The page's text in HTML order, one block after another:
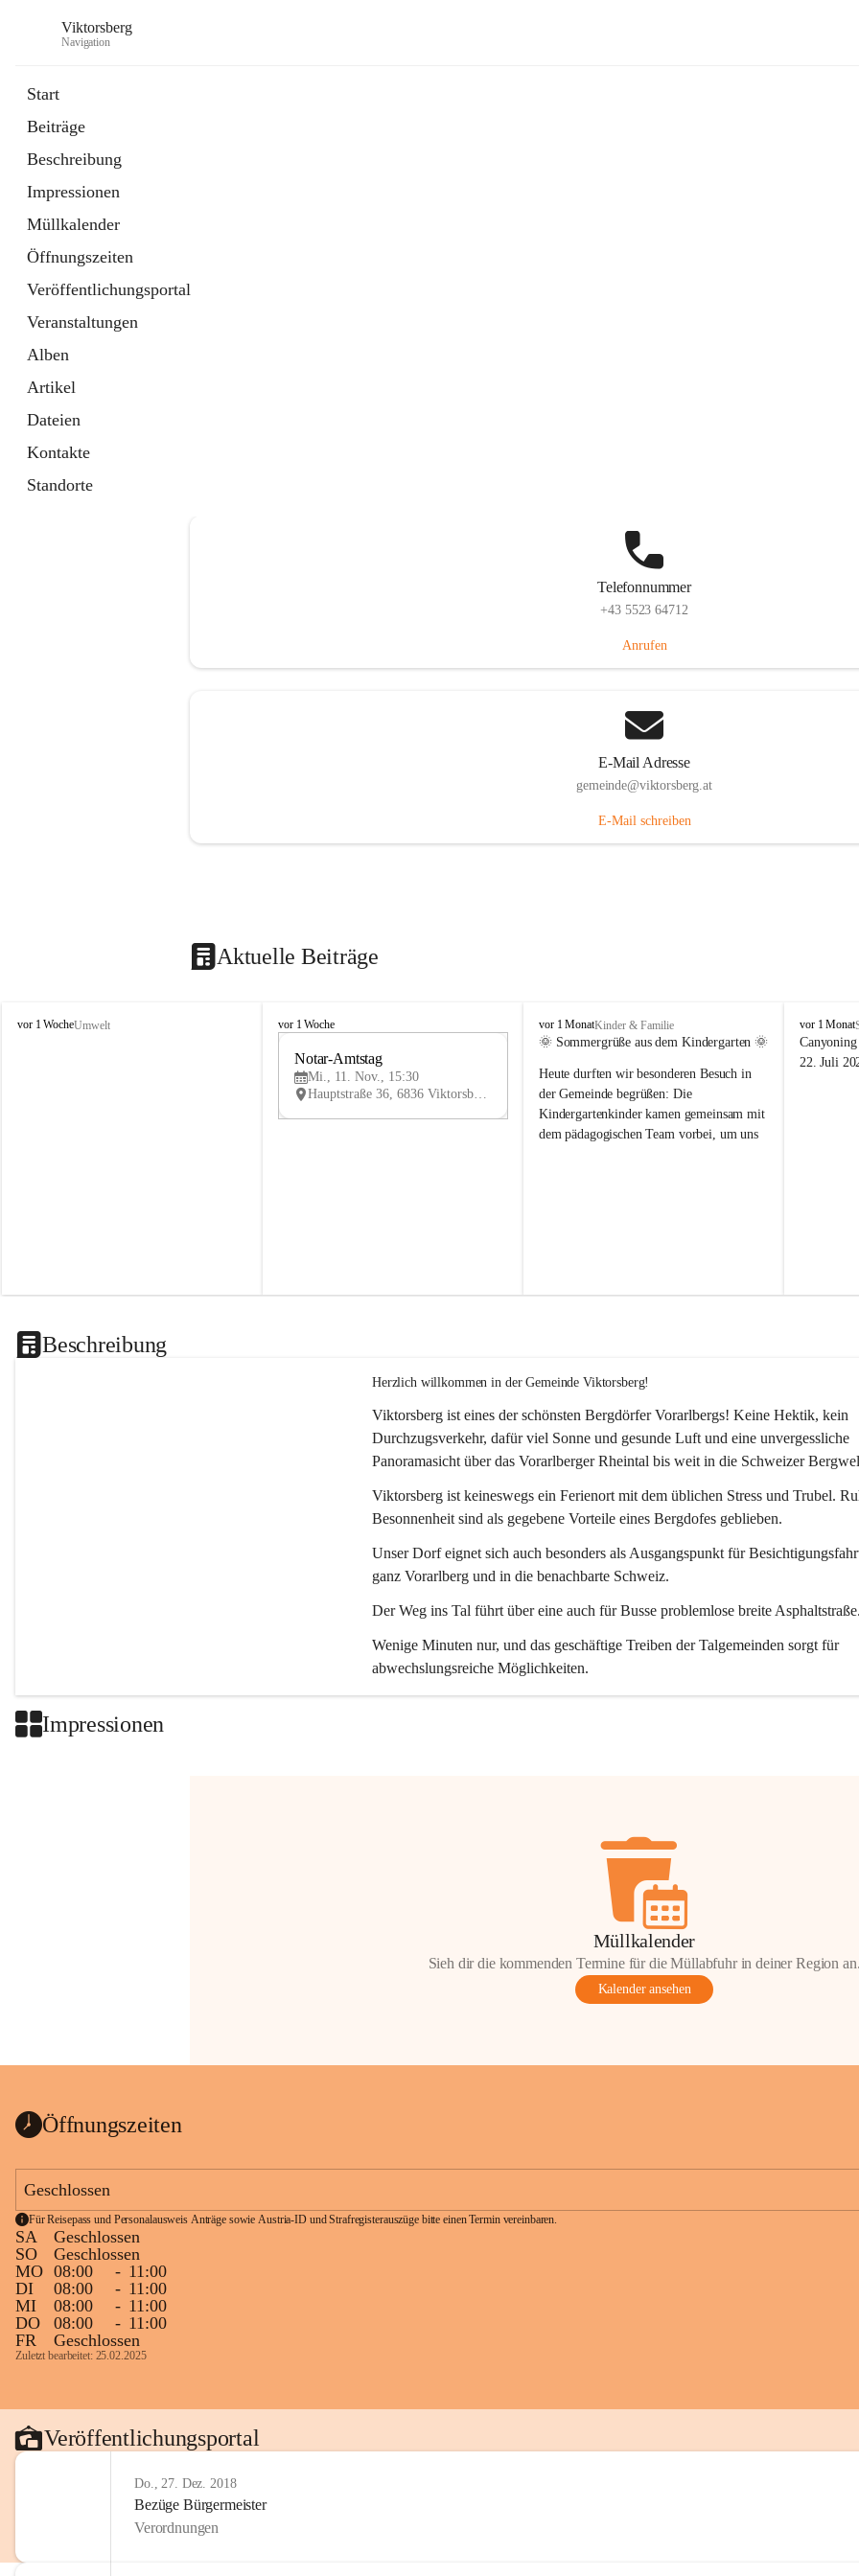
Viktorsberg
Navigation
Start
Beiträge
Beschreibung
Impressionen
Müllkalender
Öffnungszeiten
Veröffentlichungsportal
Veranstaltungen
Alben
Artikel
Dateien
Kontakte
Standorte
Telefonnummer
+43 5523 64712
Anrufen
E-Mail Adresse
gemeinde@viktorsberg.at
E-Mail schreiben
Aktuelle Beiträge
V
vor 1 WocheUmwelt
V
vor 1 Woche
V
Notar-Amtstag
Mi., 11. Nov., 15:30
Hauptstraße 36, 6836 Viktorsberg, AUT
V
i
t
o
r
s
vor 1 MonatKinder & Familie
🌞 Sommergrüße aus dem Kindergarten 🌞
Heute durften wir besonderen Besuch in
der Gemeinde begrüßen: Die
Kindergartenkinder kamen gemeinsam mit
dem pädagogischen Team vorbei, um uns
V
i
k
vor 1 Monat
22. Juli
Beschreibung
Herzlich willkommen in der Gemeinde Viktorsberg!
Viktorsberg ist eines der schönsten Bergdörfer Vorarlbergs! Keine Hektik, kein
Durchzugsverkehr, dafür viel Sonne und gesunde Luft und eine unvergessliche
Panoramasicht über das Vorarlberger Rheintal bis weit in die Schweizer
Viktorsberg ist keineswegs ein Ferienort mit dem üblichen Stress und Trubel.
Besonnenheit sind als gegebene Vorteile eines Bergdofes geblieben.
Unser Dorf eignet sich auch besonders als Ausgangspunkt für
ganz Vorarlberg und in die benachbarte Schweiz.
Der Weg ins Tal führt über eine auch für Busse problemlose breite
Wenige Minuten nur, und das geschäftige Treiben der Talgemeinden sorgt für
abwechslungsreiche Möglichkeiten.
Impressionen
Müllkalender
Sieh dir die kommenden Termine für die Müllabfuhr in deiner Region
Kalender ansehen
Öffnungszeiten
Geschlossen
Für Reisepass und Personalausweis Anträge sowie Austria-ID und Strafregisterauszüge bitte einen Termin vereinbaren.
SA
Geschlossen
SO
Geschlossen
MO 08:00 - 11:00
DI
08:00 - 11:00
MI
08:00 - 11:00
DO
08:00 - 11:00
FR
Geschlossen
Zuletzt bearbeitet: 25.02.2025
Veröffentlichungsportal
Do., 27. Dez. 2018
Bezüge Bürgermeister
Verordnungen